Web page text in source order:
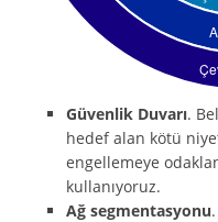
Güvenlik Duvarı.
hedef alan kötü
engellemeye
kullanıyoruz.
Ağ segmentasyonu